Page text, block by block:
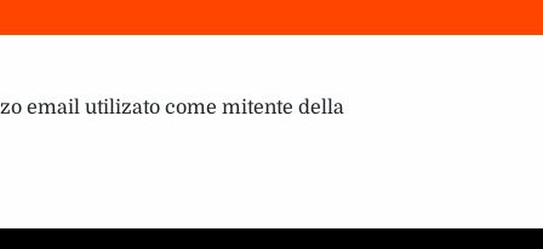
email utilizato come mitente della